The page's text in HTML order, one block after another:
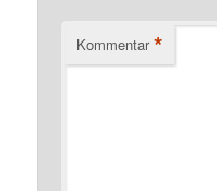
Kommentar *